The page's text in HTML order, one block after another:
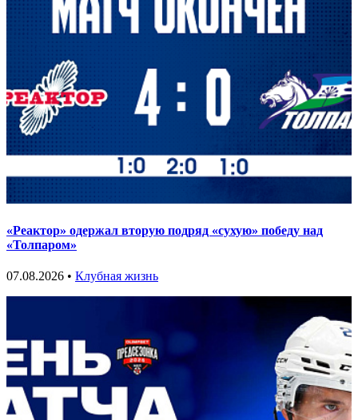
«Реактор» одержал вторую подряд «сухую» победу над
«Толпаром»
07.08.2026 • Клубная жизнь